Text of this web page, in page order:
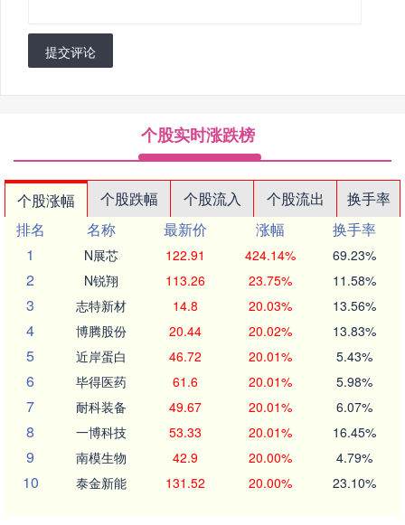
提交评论
个股实时涨跌榜
个股涨幅 个股跌幅 个股流入 个股流出
换手率
排名
名称 最新价 涨幅
换手率
1
N展芯 122.91 424.14% 69.23%
2 N锐翔 113.26 23.75% 11.58%
3 志特新材 14.8 20.03% 13.56%
4 博腾股份 20.44 20.02% 13.83%
5 近岸蛋白 46.72 20.01% 5.43%
6 毕得医药 61.6 20.01% 5.98%
7 耐科装备 49.67 20.01% 6.07%
8 一博科技 53.33 20.01% 16.45%
9 南模生物 42.9 20.00% 4.79%
10 泰金新能 131.52 20.00% 23.10%